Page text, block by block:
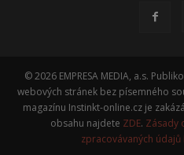
© 2026 EMPRESA MEDIA, a.s.
webových stránek bez písemného
magazínu Instinkt-online.cz je
obsahu najdete ZDE. Zásady
zpracovávaných údajů